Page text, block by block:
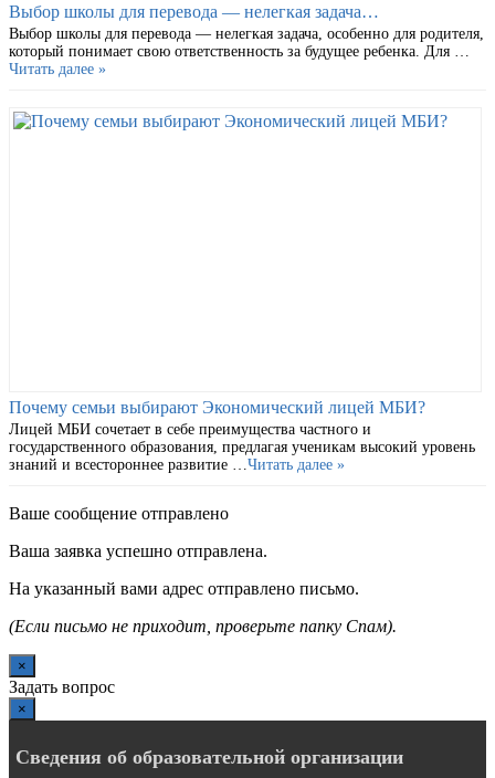
Выбор школы для перевода — нелегкая задача…
Выбор школы для перевода — нелегкая задача, особенно для родителя,
который понимает свою ответственность за будущее ребенка. Для …
Читать далее »
Почему семьи выбирают Экономический лицей МБИ?
Лицей МБИ сочетает в себе преимущества частного и
государственного образования, предлагая ученикам высокий уровень
знаний и всестороннее развитие … Читать далее »
Ваше сообщение отправлено
Ваша заявка успешно отправлена.
На указанный вами адрес отправлено письмо.
(Если письмо не приходит, проверьте папку Спам).
×
Задать вопрос
×
Сведения об образовательной организации